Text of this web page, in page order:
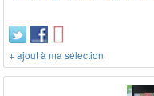
+ ajout à ma sélection